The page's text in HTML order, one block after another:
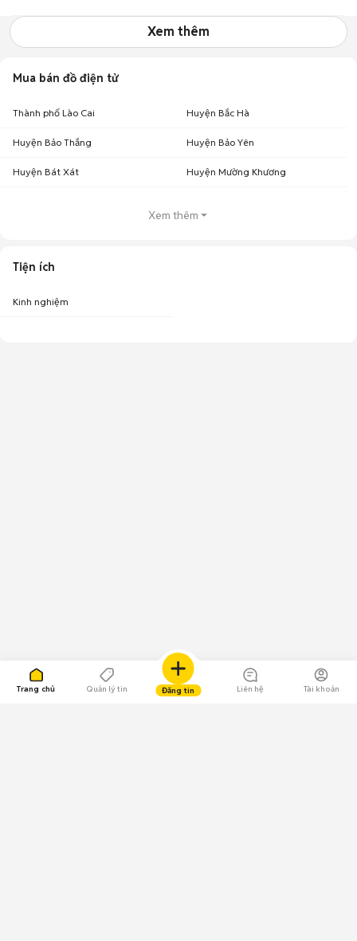
Trang chủ Quản lý tin Đăng tin Liên hệ Tài khoản
Xem thêm
Mua bán đồ điện tử
Thành phố Lào Cai Huyện Bắc Hà
Huyện Bảo Thắng Huyện Bảo Yên
Huyện Bát Xát Huyện Mường Khương
Xem thêm
Tiện ích
Kinh nghiệm